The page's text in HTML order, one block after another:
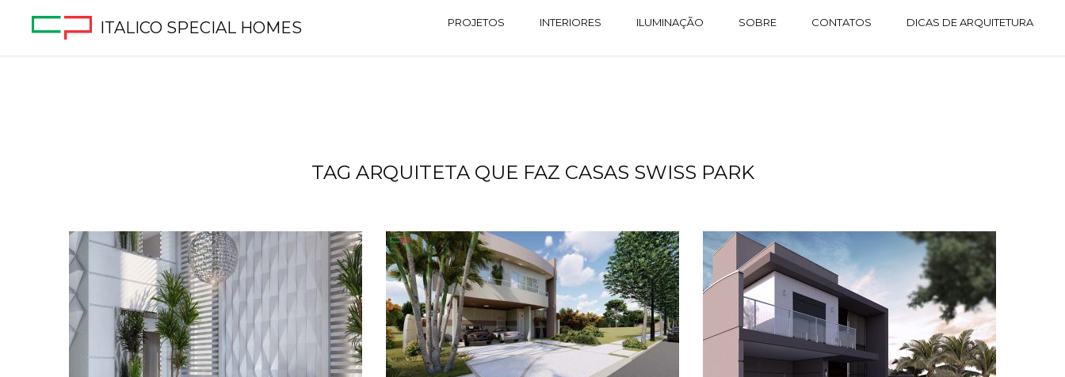
ITALICO SPECIAL HOMES PROJETOS INTERIORES ILUMINAÇÃO SOBRE CONTATOS DICAS DE ARQUITETURA
TAG ARQUITETA QUE FAZ CASAS SWISS PARK